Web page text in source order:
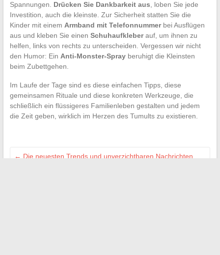
Spannungen. Drücken Sie Dankbarkeit aus , loben Sie jede
Investition, auch die kleinste. Zur Sicherheit statten Sie die
Kinder mit einem Armband mit Telefonnummerbei Ausflügen
aus und kleben Sie einen Schuhaufkleberauf, um ihnen zu
helfen, links von rechts zu unterscheiden. Vergessen wir nicht
den Humor: Ein Anti-Monster-Sprayberuhigt die Kleinsten
beim Zubettgehen.
Im Laufe der Tage sind es diese einfachen Tipps, diese
gemeinsamen Rituale und diese konkreten Werkzeuge, die
schließlich ein flüssigeres Familienleben gestalten und jedem
die Zeit geben, wirklich im Herzen des Tumults zu existieren.
← Die neuesten Trends und unverzichtbaren Nachrichten